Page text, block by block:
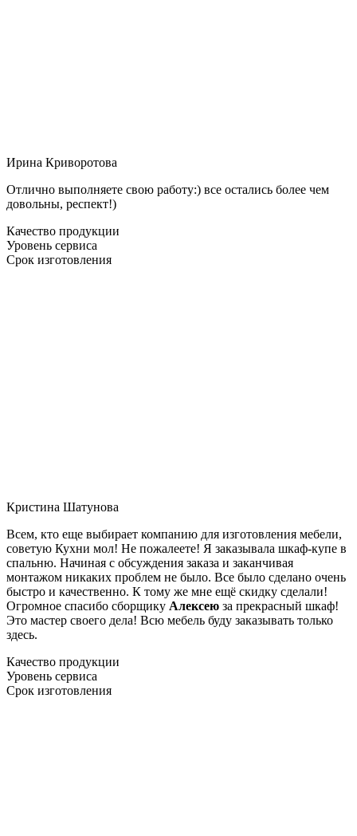
Ирина Криворотова
Отлично выполняете свою работу:) все остались более чем
довольны, респект!)
Качество продукции
Уровень сервиса
Срок изготовления
Кристина Шатунова
Всем, кто еще выбирает компанию для изготовления мебели,
советую Кухни мол! Не пожалеете! Я заказывала шкаф-купе в
спальню. Начиная с обсуждения заказа и заканчивая
монтажом никаких проблем не было. Все было сделано очень
быстро и качественно. К тому же мне ещё скидку сделали!
Огромное спасибо сборщику Алексею за прекрасный шкаф!
Это мастер своего дела! Всю мебель буду заказывать только
здесь.
Качество продукции
Уровень сервиса
Срок изготовления